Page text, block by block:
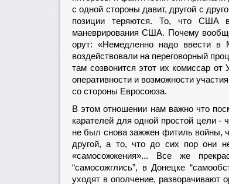
с одной стороны давит, другой с
позиции теряются. То, что США
маневрирования США. Почему
орут: «Немедленно надо ввести
воздействовали на переговорный
там созвонится этот их комиссар
оперативности и возможности
со стороны Евросоюза.
В этом отношении нам важно что
карателей для одной простой цели -
не был снова зажжен фитиль войны,
другой, а то, что до сих пор они
«самосожжения»... Все же
“самосожглись”, в Донецке
уходят в ополчение, разворачивают